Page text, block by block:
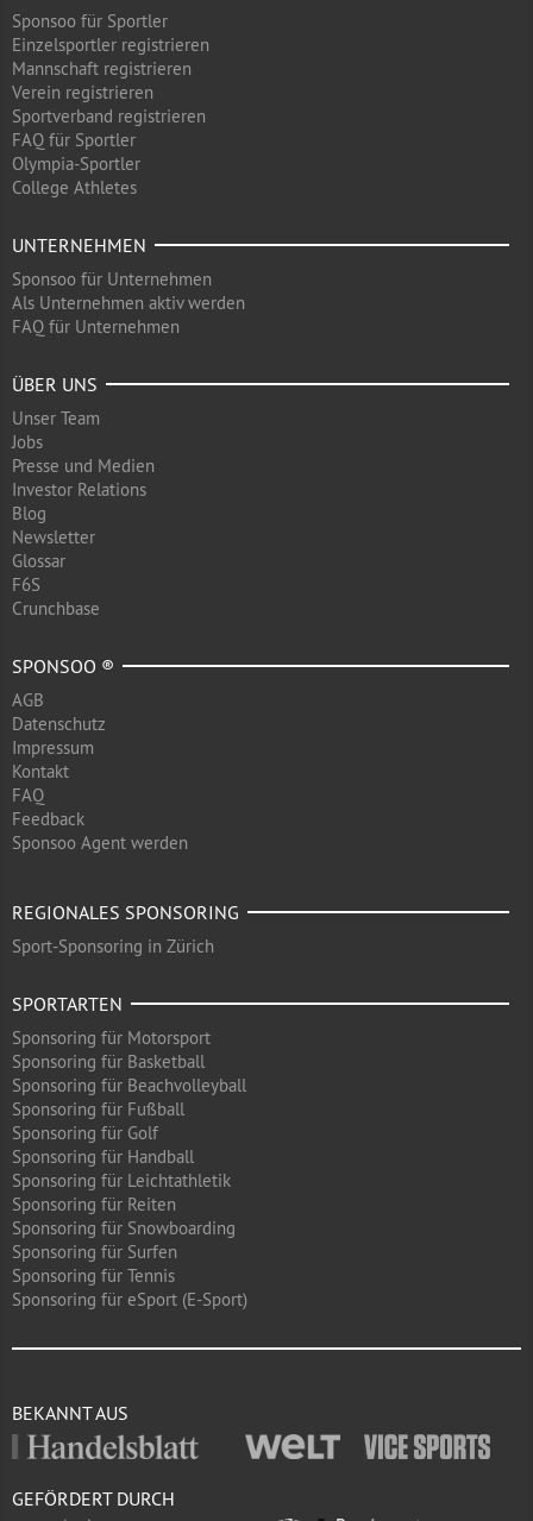
Sponsoo für Sportler
Einzelsportler registrieren
Mannschaft registrieren
Verein registrieren
Sportverband registrieren
FAQ für Sportler
Olympia-Sportler
College Athletes
UNTERNEHMEN
Sponsoo für Unternehmen
Als Unternehmen aktiv werden
FAQ für Unternehmen
ÜBER UNS
Unser Team
Jobs
Presse und Medien
Investor Relations
Blog
Newsletter
Glossar
F6S
Crunchbase
SPONSOO ®
AGB
Datenschutz
Impressum
Kontakt
FAQ
Feedback
Sponsoo Agent werden
REGIONALES SPONSORING
Sport-Sponsoring in Zürich
SPORTARTEN
Sponsoring für Motorsport
Sponsoring für Basketball
Sponsoring für Beachvolleyball
Sponsoring für Fußball
Sponsoring für Golf
Sponsoring für Handball
Sponsoring für Leichtathletik
Sponsoring für Reiten
Sponsoring für Snowboarding
Sponsoring für Surfen
Sponsoring für Tennis
Sponsoring für eSport (E-Sport)
BEKANNT AUS
GEFÖRDERT DURCH